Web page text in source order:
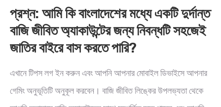
প্রশ্ন: আমি কি বাংলাদেশের মধ্যে একটি দুর্দান্ত
বাজি জীবিত অ্যাকাউন্টের জন্য নিবন্ধটি সহজেই
জাতির বাইরে বাস করতে পারি?
এখানে টিপস লগ ইন করুন এবং আপনি আপনার মোবাইল ডিভাইসে আপনার
গেমিং অনুভূতিটি অনুকূল করবেন। বাজি জীবিত লিঙ্কের উপলভ্যতা থেকে